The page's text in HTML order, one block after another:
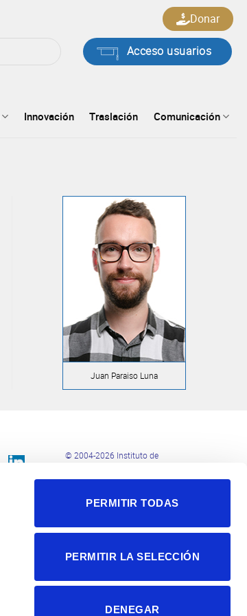
PERMITIR TODAS
PERMITIR LA SELECCIÓN
DENEGAR
Acceso usuarios
Donar
Innovación Traslación Comunicación
Juan Paraiso Luna
© 2004-2026 Instituto de
Política de cookies
Aviso legal